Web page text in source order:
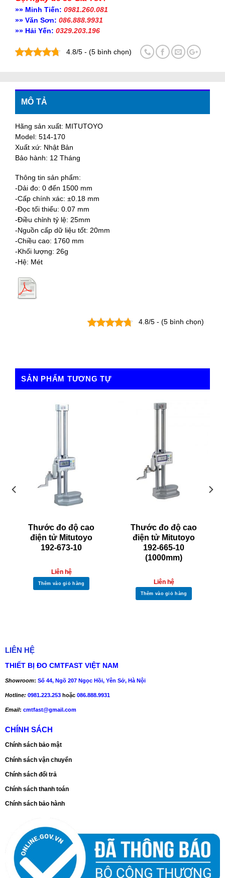
»» Minh Tiến: 0981.260.081
»» Văn Sơn: 086.888.9931
»» Hải Yến: 0329.203.196
4.8/5 - (5 bình chọn)
MÔ TẢ
Hãng sản xuất: MITUTOYO
Model: 514-170
Xuất xứ: Nhật Bản
Bảo hành: 12 Tháng
Thông tin sản phẩm:
-Dải đo: 0 đến 1500 mm
-Cấp chính xác: ±0.18 mm
-Đọc tối thiểu: 0.07 mm
-Điều chỉnh tỷ lệ: 25mm
-Nguồn cấp dữ liệu tốt: 20mm
-Chiều cao: 1760 mm
-Khối lượng: 26g
-Hệ: Mét
4.8/5 - (5 bình chọn)
SẢN PHẨM TƯƠNG TỰ
Thước đo độ cao
điện tử Mitutoyo
192-673-10
Liên hệ
Thêm vào giỏ hàng
Thước đo độ cao
điện tử Mitutoyo
192-665-10
(1000mm)
Liên hệ
Thêm vào giỏ hàng
LIÊN HỆ
THIẾT BỊ ĐO CMTFAST VIỆT NAM
Showroom: Số 44, Ngõ 207 Ngọc Hồi, Yên Sở, Hà Nội
Hotline: 0981.223.253 hoặc086.888.9931
Email: cmtfast@gmail.com
CHÍNH SÁCH
Chính sách bảo mật
Chính sách vận chuyển
Chính sách đổi trả
Chính sách thanh toán
Chính sách bảo hành